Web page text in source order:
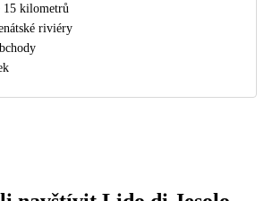
15 kilometrů
riviéry